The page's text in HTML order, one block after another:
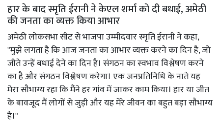
हार के बाद स्मृति ईरानी ने केएल शर्मा को दी बधाई, अमेठी
की जनता का व्यक्त किया आभार
अमेठी लोकसभा सीट से भाजपा उम्मीदवार स्मृति ईरानी ने कहा,
"मुझे लगता है कि आज जनता का आभार व्यक्त करने का दिन है, जो
जीते उन्हें बधाई देने का दिन है। संगठन का स्वभाव विश्लेषण करने
का है और संगठन विश्लेषण करेगा। एक जनप्रतिनिधि के नाते यह
मेरा सौभाग्य रहा कि मैंने हर गांव में जाकर काम किया। हार या जीत
के बावजूद मैं लोगों से जुड़ी और यह मेरे जीवन का बहुत बड़ा सौभाग्य
है।"